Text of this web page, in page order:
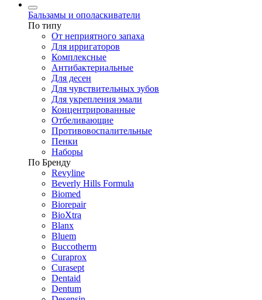
Бальзамы и ополаскиватели
По типу
От неприятного запаха
Для ирригаторов
Комплексные
Антибактериальные
Для десен
Для чувствительных зубов
Для укрепления эмали
Концентрированные
Отбеливающие
Противовоспалительные
Пенки
Наборы
По Бренду
Revyline
Beverly Hills Formula
Biomed
Biorepair
BioXtra
Blanx
Bluem
Buccotherm
Curaprox
Curasept
Dentaid
Dentum